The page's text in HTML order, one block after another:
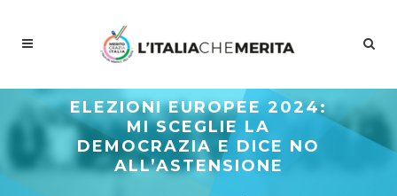
ELEZIONI EUROPEE 2024:
MI SCEGLIE LA
DEMOCRAZIA E DICE NO
ALL’ASTENSIONE